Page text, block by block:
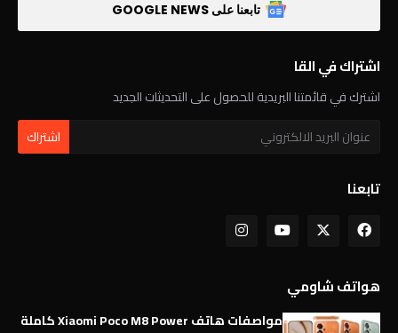
تابعنا على GOOGLE NEWS
اشتراك في القا
اشترك في قائمتنا البريدية للحصول على التحديثات الجديد
تابعنا
هواتف شاومي
مواصفات هاتف Xiaomi Poco M8 Power كاملة